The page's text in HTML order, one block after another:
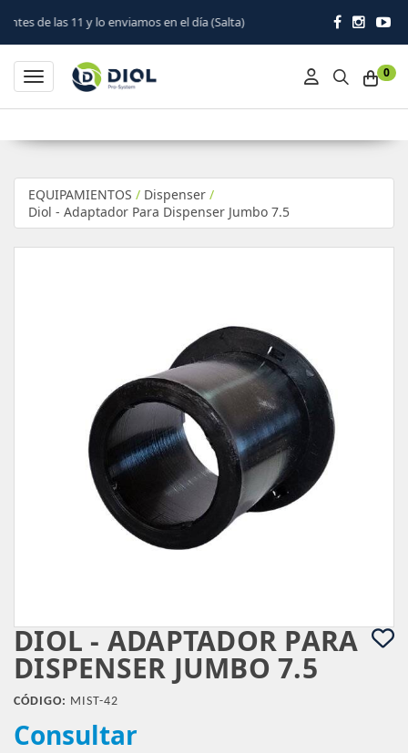
enviamos en el día (Salta)
0
Toggle navigation
EQUIPAMIENTOS / Dispenser /
Diol - Adaptador Para Dispenser Jumbo 7.5
DIOL - ADAPTADOR PARA
DISPENSER JUMBO 7.5
CÓDIGO: MIST-42
Consultar